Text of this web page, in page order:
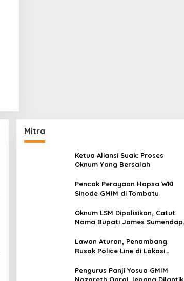
Mitra
Ketua Aliansi Suak: Proses
Oknum Yang Bersalah
Pencak Perayaan Hapsa WKI
Sinode GMIM di Tombatu
Oknum LSM Dipolisikan, Catut
Nama Bupati James Sumendap
Lawan Aturan, Penambang
Rusak Police Line di Lokasi
Mereka!!
Pengurus Panji Yosua GMIM